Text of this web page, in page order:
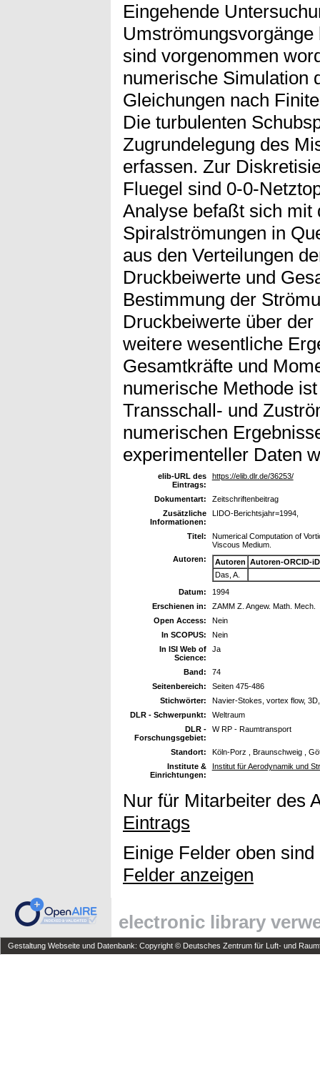
Eingehende
sind vorgenommen
numerische Simulation
Gleichungen nach
Die turbulenten
Zugrundelegung des
erfassen. Zur
Fluegel sind 0-0-
Analyse befaßt sich mit
Spiralströmungen in
aus den Verteilungen
Druckbeiwerte und
Bestimmung der
Druckbeiwerte über
weitere wesentliche
Gesamtkräfte und
numerische Methode
Transschall- und
numerischen
experimenteller Daten
elib-URL des
Eintrags:
https://elib.dlr.de/36253/
Dokumentart:
Zeitschriftenbeitrag
Zusätzliche
Informationen:
LIDO-Berichtsjahr=1994,
Titel:
Numerical Computation of
Viscous Medium.
Autoren:
Autoren Autoren-ORCID-iD
Das, A.
Datum:
1994
Erschienen in:
ZAMM Z. Angew. Math. Mech.
Open Access:
Nein
In SCOPUS:
Nein
In ISI Web of
Science:
Ja
Band:
74
Seitenbereich:
Seiten 475-486
Stichwörter:
Navier-Stokes, vortex flow,
DLR - Schwerpunkt:
Weltraum
DLR -
Forschungsgebiet:
W RP - Raumtransport
Standort:
Köln-Porz , Braunschweig ,
Institute &
Einrichtungen:
Institut für Aerodynamik und
Nur für Mitarbeiter des
Eintrags
Einige Felder oben
Felder anzeigen
electronic library
Gestaltung Webseite und Datenbank: Copyright © Deutsches Zentrum für Luft- und